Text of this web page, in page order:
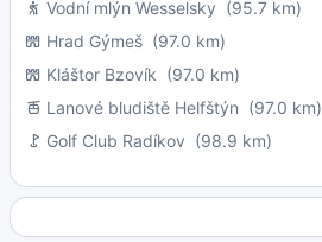
Vodní mlýn Wesselsky (95.7 km)
Hrad Gýmeš (97.0 km)
Kláštor Bzovík (97.0 km)
Lanové bludiště Helfštýn (97.0 km)
Golf Club Radíkov (98.9 km)